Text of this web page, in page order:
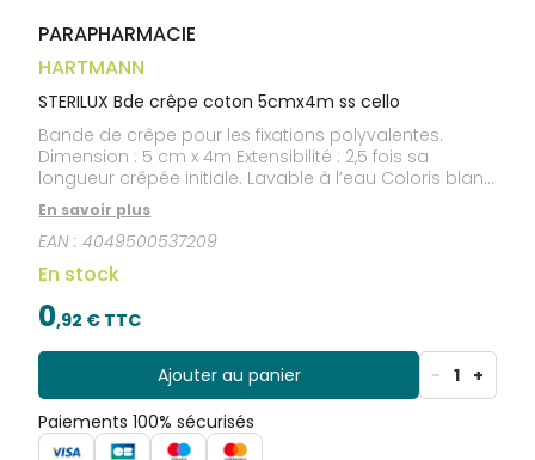
PARAPHARMACIE
HARTMANN
STERILUX Bde crêpe coton 5cmx4m ss cello
Bande de crêpe pour les fixations polyvalentes.
Dimension : 5 cm x 4m Extensibilité : 2,5 fois sa
longueur crêpée initiale. Lavable à l’eau Coloris blanc
Emballage individuel, 1 bande
En savoir plus
EAN :4049500537209
En stock
0,92 € TTC
Ajouter au panier - 1 +
Paiements 100% sécurisés